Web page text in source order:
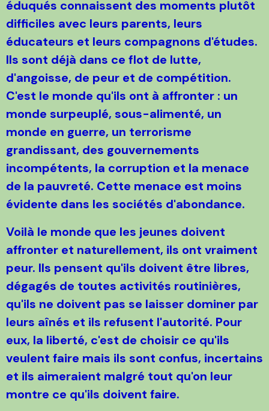
éduqués connaissent des moments plutôt
difficiles avec leurs parents, leurs
éducateurs et leurs compagnons d'études.
Ils sont déjà dans ce flot de lutte,
d'angoisse, de peur et de compétition.
C'est le monde qu'ils ont à affronter : un
monde surpeuplé, sous-alimenté, un
monde en guerre, un terrorisme
grandissant, des gouvernements
incompétents, la corruption et la menace
de la pauvreté. Cette menace est moins
évidente dans les sociétés d'abondance.
Voilà le monde que les jeunes doivent
affronter et naturellement, ils ont vraiment
peur. Ils pensent qu'ils doivent être libres,
dégagés de toutes activités routinières,
qu'ils ne doivent pas se laisser dominer par
leurs aînés et ils refusent l'autorité. Pour
eux, la liberté, c'est de choisir ce qu'ils
veulent faire mais ils sont confus, incertains
et ils aimeraient malgré tout qu'on leur
montre ce qu'ils doivent faire.